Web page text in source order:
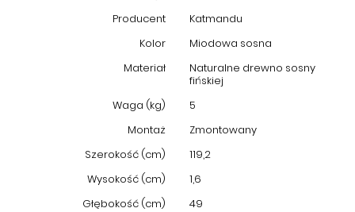
Producent
Katmandu
Kolor
Miodowa sosna
Materiał
Naturalne drewno sosny
fińskiej
Waga (kg)
5
Montaż
Zmontowany
Szerokość (cm)
119,2
Wysokość (cm)
1,6
Głębokość (cm)
49